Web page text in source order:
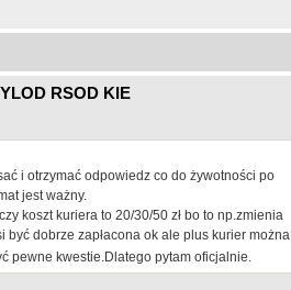
RSOD KIE
i otrzymać odpowiedz co do żywotności po
jest ważny.
koszt kuriera to 20/30/50 zł bo to np.zmienia
dobrze zapłacona ok ale plus kurier można
pewne kwestie.Dlatego pytam oficjalnie.